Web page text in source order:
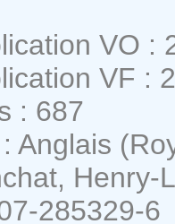
VO :
VF :
: 687
Anglais
Henry-
285329-6